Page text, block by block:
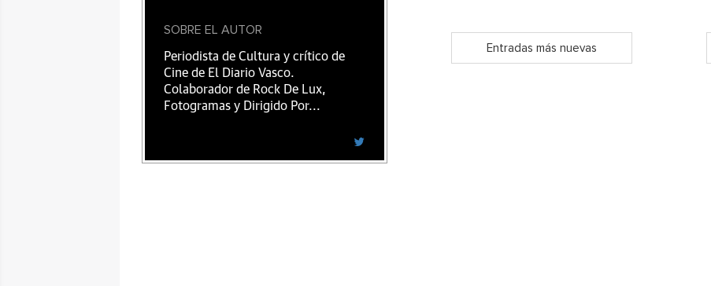
Entradas más nuevas
SOBRE EL AUTOR
Periodista de Cultura y crítico de
Cine de El Diario Vasco.
Colaborador de Rock De Lux,
Fotogramas y Dirigido Por...